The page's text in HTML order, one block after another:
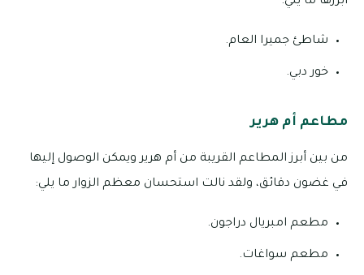
شاطئ جميرا العام.
خور دبي.
مطاعم أم هرير
من بين أبرز المطاعم القريبة من أم هرير ويمكن الوصول إليها
في غضون دقائق، ولقد نالت استحسان معظم الزوار ما يلي:
مطعم امبريال دراجون.
مطعم سواغات.